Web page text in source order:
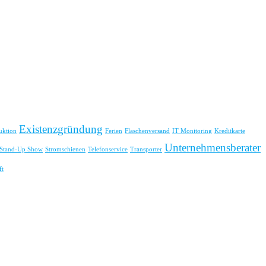
Existenzgründung Ferien Flaschenversand IT Monitoring Kreditkarte
Stand-Up Show Stromschienen Telefonservice Transporter Unternehmensberater